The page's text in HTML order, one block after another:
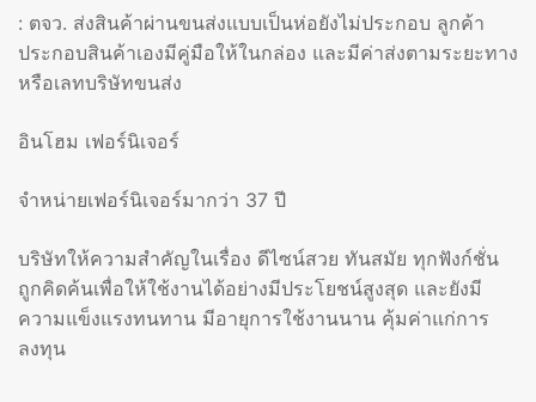
: ตจว. ส่งสินค้าผ่านขนส่งแบบเป็นห่อยังไม่ประกอบ ลูกค้า
ประกอบสินค้าเองมีคู่มือให้ในกล่อง และมีค่าส่งตามระยะทาง
หรือเลทบริษัทขนส่ง
อินโฮม เฟอร์นิเจอร์
จำหน่ายเฟอร์นิเจอร์มากว่า 37 ปี
บริษัทให้ความสำคัญในเรื่อง ดีไซน์สวย ทันสมัย ทุกฟังก์ชั่น
ถูกคิดค้นเพื่อให้ใช้งานได้อย่างมีประโยชน์สูงสุด และยังมี
ความแข็งแรงทนทาน มีอายุการใช้งานนาน คุ้มค่าแก่การ
ลงทุน